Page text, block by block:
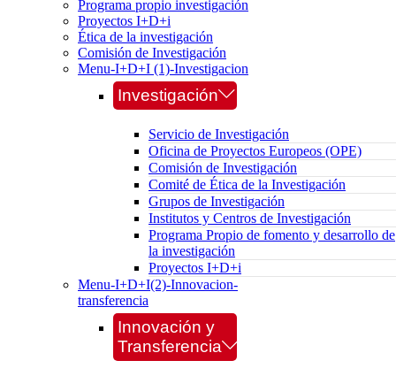
Programa propio investigación
Proyectos I+D+i
Ética de la investigación
Comisión de Investigación
Menu-I+D+I (1)-Investigacion
Investigación
Servicio de Investigación
Oficina de Proyectos Europeos (OPE)
Comisión de Investigación
Comité de Ética de la Investigación
Grupos de Investigación
Institutos y Centros de Investigación
Programa Propio de fomento y desarrollo de
la investigación
Proyectos I+D+i
Menu-I+D+I(2)-Innovacion-
transferencia
Innovación y
Transferencia